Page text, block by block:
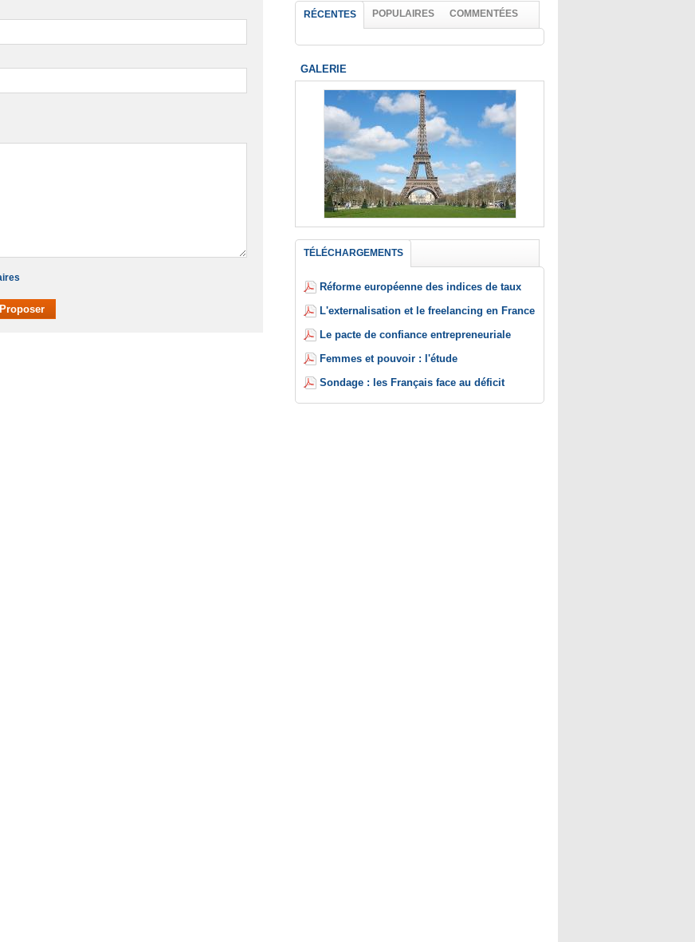
RÉCENTES POPULAIRES COMMENTÉES
GALERIE
TÉLÉCHARGEMENTS
Réforme européenne des indices de taux
L'externalisation et le freelancing en France
Le pacte de confiance entrepreneuriale
Femmes et pouvoir : l'étude
Sondage : les Français face au déficit